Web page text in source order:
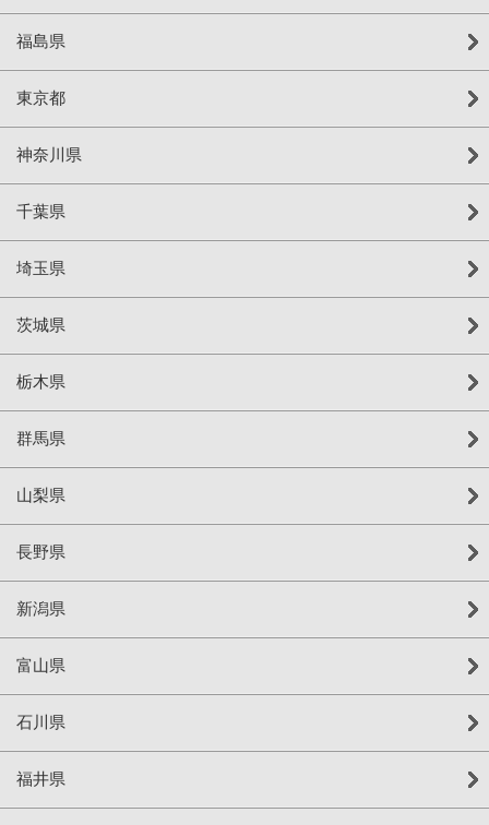
福島県
東京都
神奈川県
千葉県
埼玉県
茨城県
栃木県
群馬県
山梨県
長野県
新潟県
富山県
石川県
福井県